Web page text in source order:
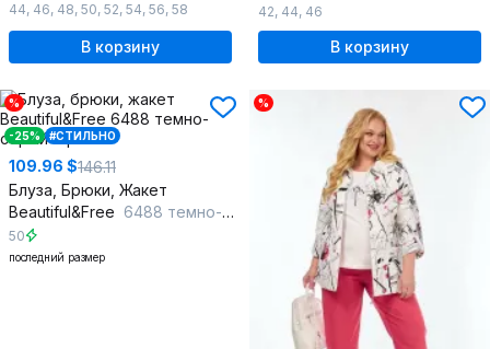
44, 46, 48, 50, 52, 54, 56, 58
В корзину
42, 44, 46
В корзину
%
-25% #СТИЛЬНО
109.96 $146.11
Блуза, Брюки, Жакет
Beautiful&Free 6488 темно-серый
50
последний размер
%